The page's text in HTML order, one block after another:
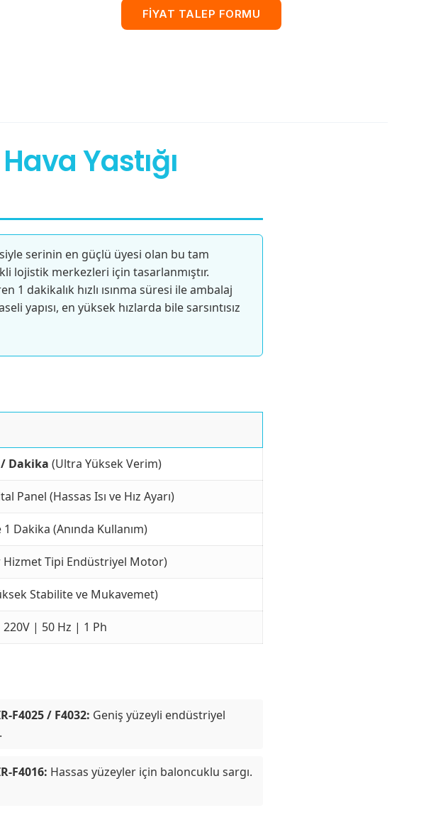
FİYAT TALEP FORMU
Yastığı
serinin en güçlü üyesi olan bu tam
lojistik merkezleri için tasarlanmıştır.
1 dakikalık hızlı ısınma süresi ile ambalaj
yapısı, en yüksek hızlarda bile sarsıntısız
Dakika (Ultra Yüksek Verim)
Panel (Hassas Isı ve Hız Ayarı)
1 Dakika (Anında Kullanım)
Hizmet Tipi Endüstriyel Motor)
Stabilite ve Mukavemet)
220V | 50 Hz | 1 Ph
F4025 / F4032: Geniş yüzeyli endüstriyel
F4016: Hassas yüzeyler için baloncuklu sargı.